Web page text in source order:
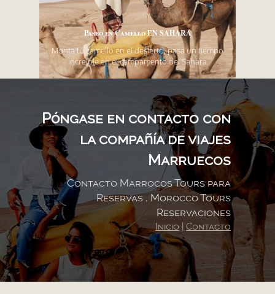
Paseo en Camello EN SAHARA
Monta tu camello en el desierto, pasa un tiempo
increíble en el campamento del Sahara
Póngase en contacto con
la compañía de viajes
Marruecos
Contacto Marrocos Tours para
Reservas , Morocco Tours
Reservaciones
Inicio Contacto